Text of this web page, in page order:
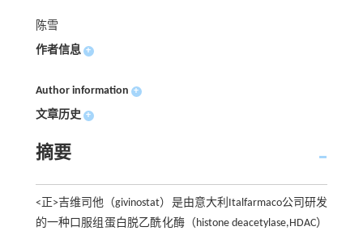
陈雪
作者信息 +
Author information +
文章历史 +
摘要
<正>吉维司他（givinostat）是由意大利Italfarmaco公司研发
的一种口服组蛋白脱乙酰化酶（histone deacetylase,HDAC）